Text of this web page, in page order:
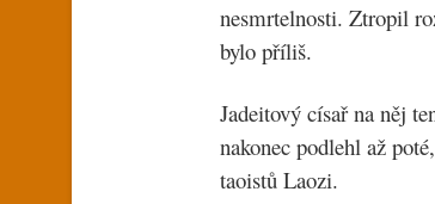
nesmrtelnosti. Ztropil
bylo příliš.
Jadeitový císař na něj
nakonec podlehl až
taoistů Laozi.